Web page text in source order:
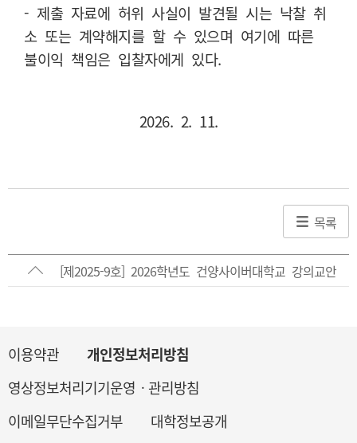
- 제출 자료에 허위 사실이 발견될 시는 낙찰 취
소 또는 계약해지를 할 수 있으며 여기에 따른
불이익 책임은 입찰자에게 있다.
2026. 2. 11.
목록
[제2025-9호] 2026학년도 건양사이버대학교 강의교안
이용약관
개인정보처리방침
영상정보처리기기운영ㆍ관리방침
이메일무단수집거부
대학정보공개